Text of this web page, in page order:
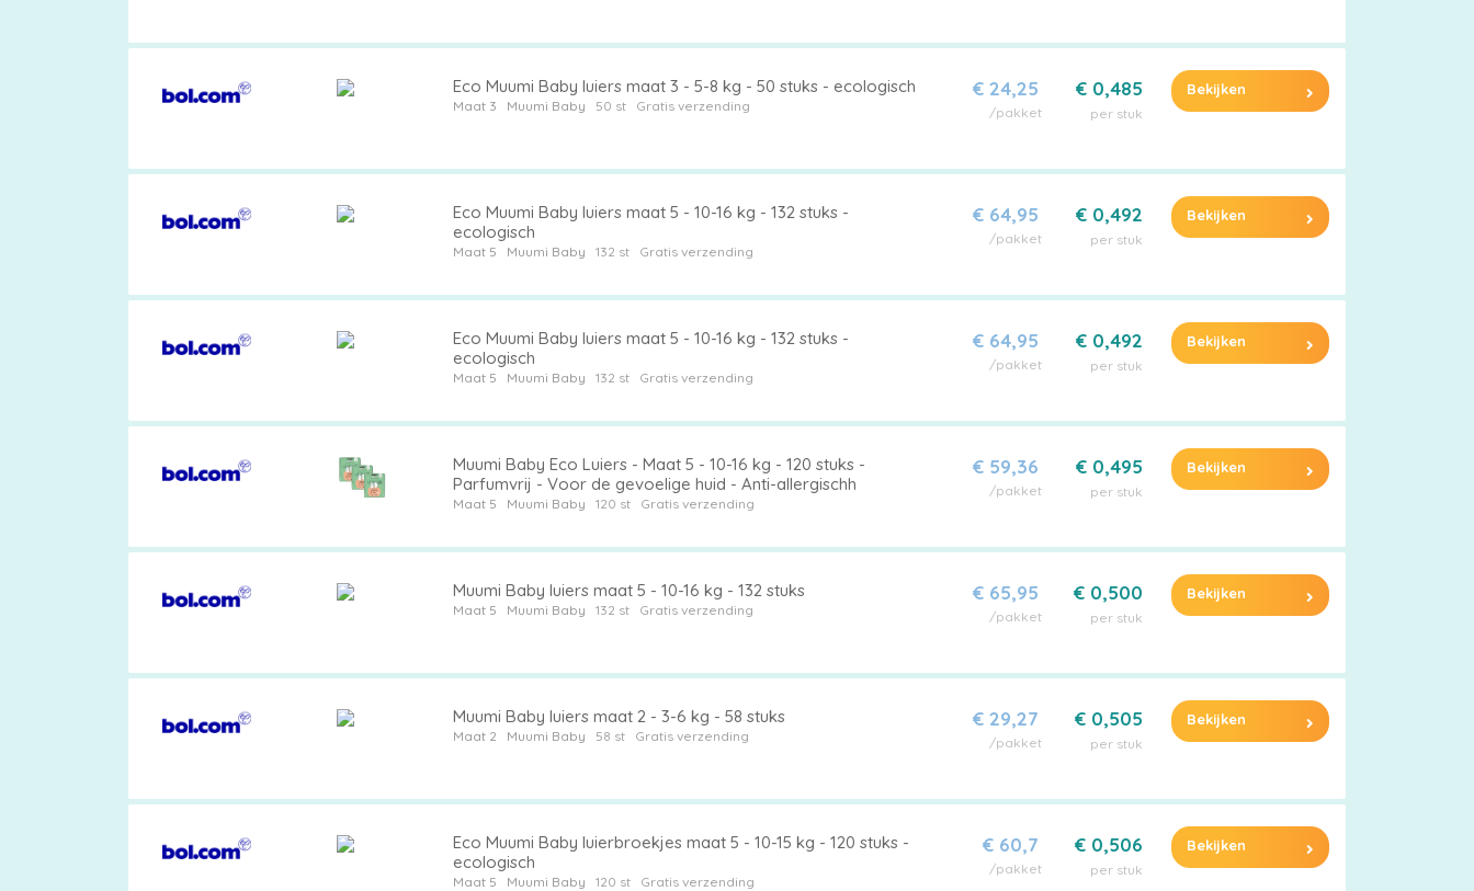
Eco Muumi Baby luiers maat 3 - 5-8 kg - 50 stuks - ecologisch
Maat 3 Muumi Baby 50 st Gratis verzending
€ 24,25
/pakket
€ 0,485
per stuk
Bekijken
Eco Muumi Baby luiers maat 5 - 10-16 kg - 132 stuks -
ecologisch
Maat 5 Muumi Baby 132 st Gratis verzending
€ 64,95
/pakket
€ 0,492
per stuk
Bekijken
Eco Muumi Baby luiers maat 5 - 10-16 kg - 132 stuks -
ecologisch
Maat 5 Muumi Baby 132 st Gratis verzending
€ 64,95
/pakket
€ 0,492
per stuk
Bekijken
Muumi Baby Eco Luiers - Maat 5 - 10-16 kg - 120 stuks -
Parfumvrij - Voor de gevoelige huid - Anti-allergischh
Maat 5 Muumi Baby 120 st Gratis verzending
€ 59,36
/pakket
€ 0,495
per stuk
Bekijken
Muumi Baby luiers maat 5 - 10-16 kg - 132 stuks
Maat 5 Muumi Baby 132 st Gratis verzending
€ 65,95
/pakket
€ 0,500
per stuk
Bekijken
Muumi Baby luiers maat 2 - 3-6 kg - 58 stuks
Maat 2 Muumi Baby 58 st Gratis verzending
€ 29,27
/pakket
€ 0,505
per stuk
Bekijken
Eco Muumi Baby luierbroekjes maat 5 - 10-15 kg - 120 stuks -
ecologisch
Maat 5 Muumi Baby 120 st Gratis verzending
€ 60,7
/pakket
€ 0,506
per stuk
Bekijken